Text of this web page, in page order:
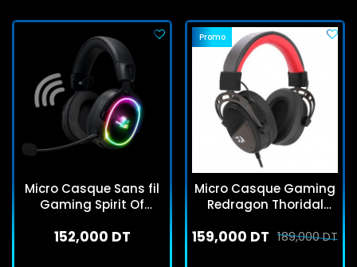
Micro Casque Sans fil
Gaming Spirit Of
RGB Noir
152,000 DT
Promo
Micro Casque Gaming
Redragon Thoridal
189,000 DT
159,000 DT